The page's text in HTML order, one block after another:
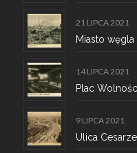
21 LIPCA 2021
Miasto
14 LIPCA 2021
Plac
9 LIPCA 2021
Ulica